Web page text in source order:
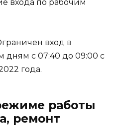
входа по рабочим
вход в
дням с 07:40 до 09:00 с
года.
работы
ремонт